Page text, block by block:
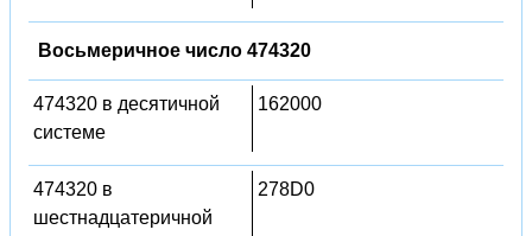
Восьмеричное число 474320
474320 в десятичной
системе
162000
474320 в
шестнадцатеричной
278D0